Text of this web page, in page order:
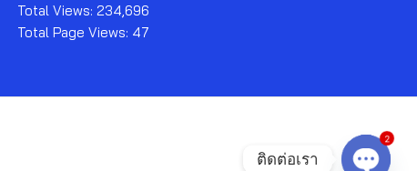
Total Views:234,696
Total Page Views: 47
ติดต่อเรา
2